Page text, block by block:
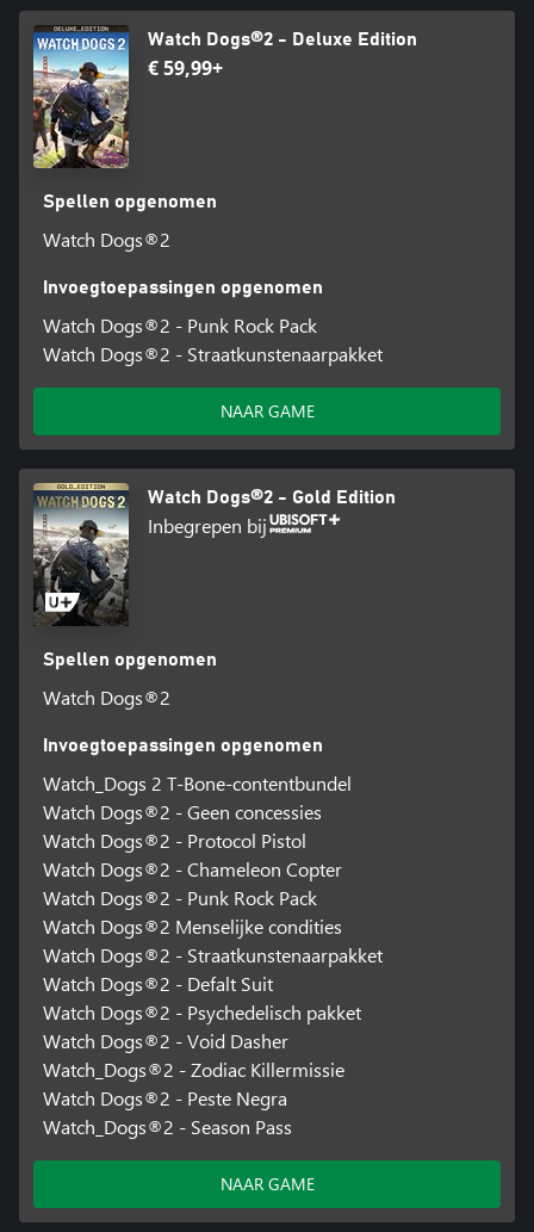
Watch Dogs®2 - Deluxe Edition
€ 59,99+
Spellen opgenomen
Watch Dogs®2
Invoegtoepassingen opgenomen
Watch Dogs®2 - Punk Rock Pack
Watch Dogs®2 - Straatkunstenaarpakket
NAAR GAME
Watch Dogs®2 - Gold Edition
Inbegrepen bij
Spellen opgenomen
Watch Dogs®2
Invoegtoepassingen opgenomen
Watch_Dogs 2 T-Bone-contentbundel
Watch Dogs®2 - Geen concessies
Watch Dogs®2 - Protocol Pistol
Watch Dogs®2 - Chameleon Copter
Watch Dogs®2 - Punk Rock Pack
Watch Dogs®2 Menselijke condities
Watch Dogs®2 - Straatkunstenaarpakket
Watch Dogs®2 - Defalt Suit
Watch Dogs®2 - Psychedelisch pakket
Watch Dogs®2 - Void Dasher
Watch_Dogs®2 - Zodiac Killermissie
Watch Dogs®2 - Peste Negra
Watch_Dogs®2 - Season Pass
NAAR GAME